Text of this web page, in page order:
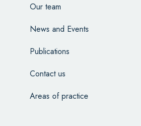
Our team
News and Events
Publications
Contact us
Areas of practice